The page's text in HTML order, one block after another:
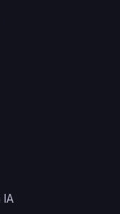
IA